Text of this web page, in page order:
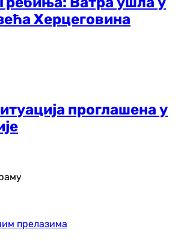
Херцеговина
проглашена у
прелазима